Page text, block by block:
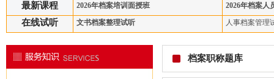
最新课程 2026年档案培训面授班 2026年档案人
在线试听 文书档案整理试听 人事档案管理
档案职称题库